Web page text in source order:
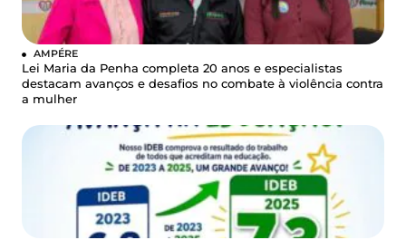
AMPÉRE
Lei Maria da Penha completa 20 anos e especialistas
destacam avanços e desafios no combate à violência contra
a mulher